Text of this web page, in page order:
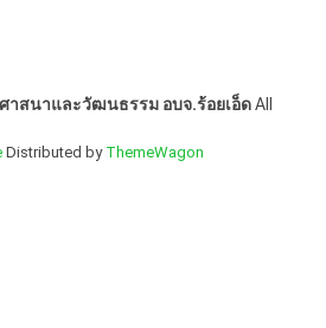
าสนาและวัฒนธรรม อบจ.ร้อยเอ็ดAll
Distributed by ThemeWagon